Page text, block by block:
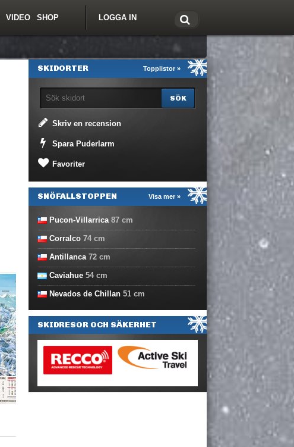
LOGGA IN
VIDEO SHOP
Topplistor »
SKIDORTER
Skriv en recension
Spara Puderlarm
Favoriter
Visa mer »
SNÖFALLSTOPPEN
Pucon-Villarrica87 cm
Corralco 74 cm
Antillanca72 cm
Caviahue 54 cm
Nevados de Chillan 51 cm
SKIDRESOR OCH SÄKERHET